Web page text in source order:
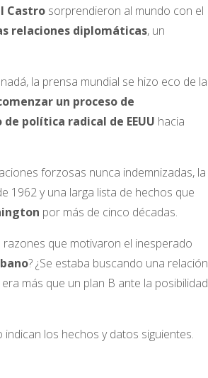
Castrosorprendieron al mundo con el
relaciones diplomáticas, un
la prensa mundial se hizo eco de la
un proceso de
de política radical de EEUU hacia
forzosas nunca indemnizadas, la
1962 y una larga lista de hechos que
por más de cinco décadas.
que motivaron el inesperado
? ¿Se estaba buscando una relación
más que un plan B ante la posibilidad
los hechos y datos siguientes.